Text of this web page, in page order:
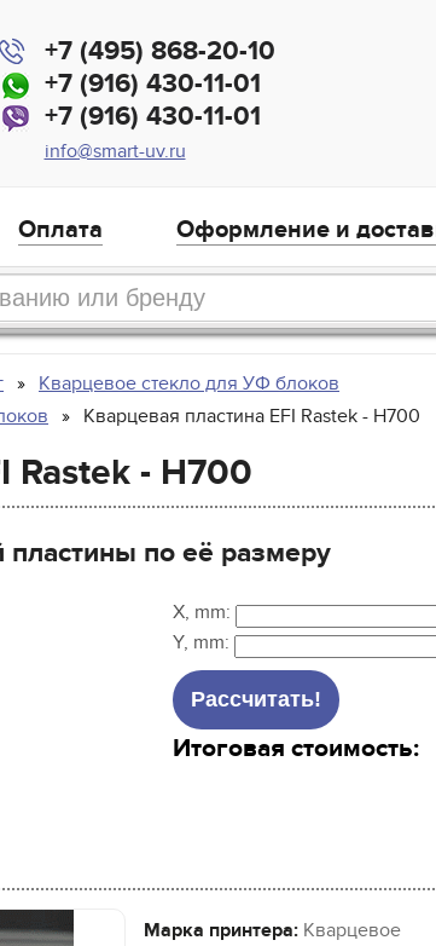
+7 (495) 868-20-10
+7 (916) 430-11-01
+7 (916) 430-11-01
info@smart-uv.ru
Оплата Оформление и
Кварцевое стекло для УФ блоков
Кварцевая пластина EFI Rastek - H700
Rastek - H700
пластины по её размеру
X, mm:
Y, mm:
Итоговая стоимость:
Марка принтера: Кварцевое